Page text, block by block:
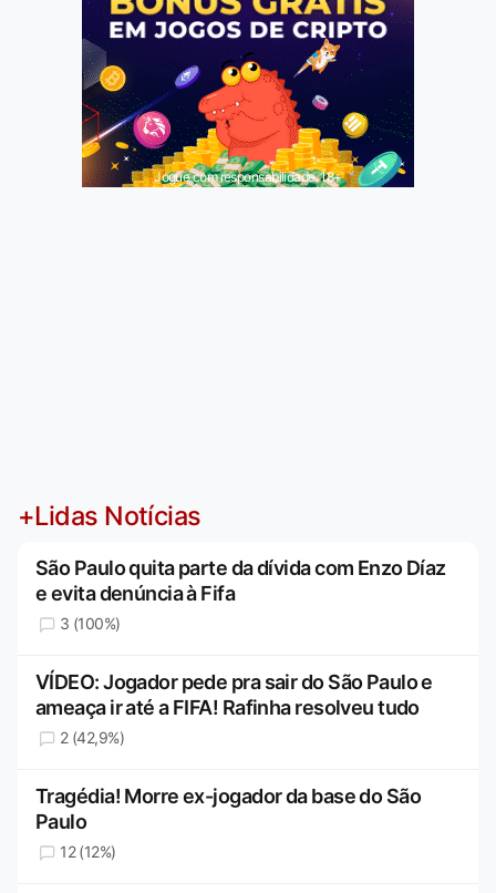
Jogue com responsabilidade. 18+
+Lidas Notícias
São Paulo quita parte da dívida com Enzo Díaz
e evita denúncia à Fifa
3 (100%)
VÍDEO: Jogador pede pra sair do São Paulo e
ameaça ir até a FIFA! Rafinha resolveu tudo
2 (42,9%)
Tragédia! Morre ex-jogador da base do São
Paulo
12 (12%)